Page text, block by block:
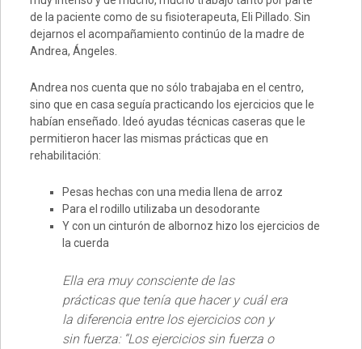
de la paciente como de su fisioterapeuta, Eli Pillado. Sin
dejarnos el acompañamiento continúo de la madre de
Andrea, Ángeles.
Andrea nos cuenta que no sólo trabajaba en el centro,
sino que en casa seguía practicando los ejercicios que le
habían enseñado. Ideó ayudas técnicas caseras que le
permitieron hacer las mismas prácticas que en
rehabilitación:
Pesas hechas con una media llena de arroz
Para el rodillo utilizaba un desodorante
Y con un cinturón de albornoz hizo los ejercicios de
la cuerda
Ella era muy consciente de las
prácticas que tenía que hacer y cuál era
la diferencia entre los ejercicios con y
sin fuerza: “Los ejercicios sin fuerza o